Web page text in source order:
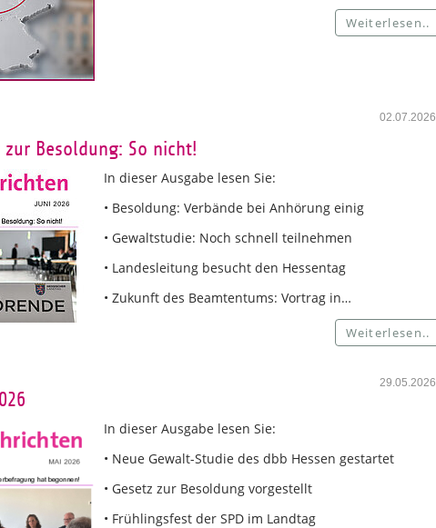
Weiterlesen..
02.07.2026
Besoldung: So nicht!
In dieser Ausgabe lesen Sie:
• Besoldung: Verbände bei Anhörung einig
• Gewaltstudie: Noch schnell teilnehmen
• Landesleitung besucht den Hessentag
• Zukunft des Beamtentums: Vortrag in…
Weiterlesen..
29.05.2026
In dieser Ausgabe lesen Sie:
• Neue Gewalt-Studie des dbb Hessen gestartet
• Gesetz zur Besoldung vorgestellt
• Frühlingsfest der SPD im Landtag